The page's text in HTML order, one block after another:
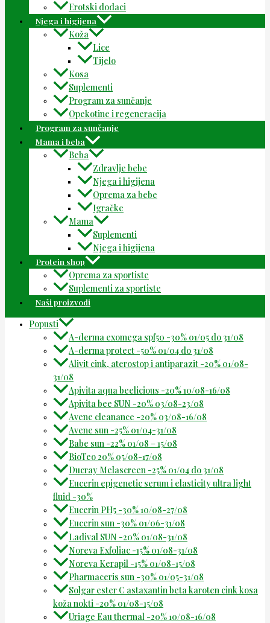
Erotski dodaci
Njega i higijena
Koža
Lice
Tijelo
Kosa
Suplementi
Program za sunčanje
Opekotine i regeneracija
Program za sunčanje
Mama i beba
Beba
Zdravlje bebe
Njega i higijena
Oprema za bebe
Igračke
Mama
Suplementi
Njega i higijena
Protein shop
Oprema za sportiste
Suplementi za sportiste
Naši proizvodi
Popusti
A-derma exomega spf50 -30% 01/05 do 31/08
A-derma protect -50% 01/04 do 31/08
Alivit cink, aterostop i antiparazit -20% 01/08-
31/08
Apivita aqua beelicious -20% 10/08-16/08
Apivita bee SUN -20% 03/08-23/08
Avene cleanance -20% 03/08-16/08
Avene sun -25% 01/04-31/08
Babe sun -22% 01/08 – 15/08
BioTeo 20% 05/08-17/08
Ducray Melascreen -25% 01/04 do 31/08
Eucerin epigenetic serum i elasticity ultra light
fluid -30%
Eucerin PH5 -30% 10/08-27/08
Eucerin sun -30% 01/06-31/08
Ladival SUN -20% 01/08-31/08
Noreva Exfoliac -15% 01/08-31/08
Noreva Kerapil -15% 01/08-15/08
Pharmaceris sun -30% 01/05-31/08
Solgar ester C astaxantin beta karoten cink kosa
koža nokti -20% 01/08-15/08
Uriage Eau thermal -20% 10/08-16/08